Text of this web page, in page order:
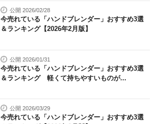
公開 2026/02/28
今売れている「ハンドブレンダー」おすすめ3選
＆ランキング【2026年2月版】
公開 2026/01/31
今売れている「ハンドブレンダー」おすすめ3選
＆ランキング 軽くて持ちやすいものが...
公開 2026/03/29
今売れている「ハンドブレンダー」おすすめ3選